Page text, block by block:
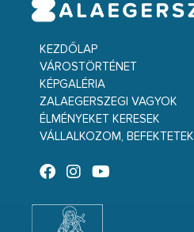
KEZDŐLAP
VÁROSTÖRTÉNET
KÉPGALÉRIA
ZALAEGERSZEGI VAGYOK
ÉLMÉNYEKET KERESEK
VÁLLALKOZOM, BEFEKTETEK